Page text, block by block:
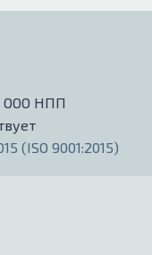
ООО НПП
(ISO 9001:2015)